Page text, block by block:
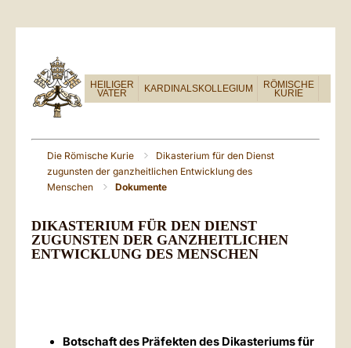
HEILIGER
VATER KARDINALSKOLLEGIUM RÖMISCHE
KURIE
Die Römische Kurie
Dikasterium für den Dienst
zugunsten der ganzheitlichen Entwicklung des
Menschen
Dokumente
DIKASTERIUM FÜR DEN DIENST
ZUGUNSTEN DER GANZHEITLICHEN
ENTWICKLUNG DES MENSCHEN
Botschaft des Präfekten des Dikasteriums für